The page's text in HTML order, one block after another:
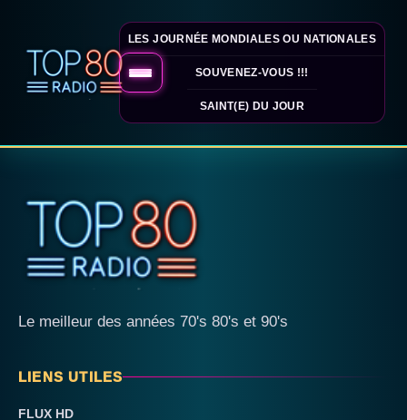
LES JOURNÉE MONDIALES OU NATIONALES
SOUVENEZ-VOUS !!!
SAINT(E) DU JOUR
Le meilleur des années 70's 80's et 90's
LIENS UTILES
FLUX HD